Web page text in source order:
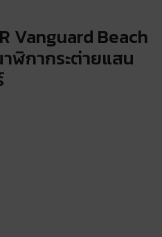
Vanguard Beach
ฬิกากระต่ายแสน